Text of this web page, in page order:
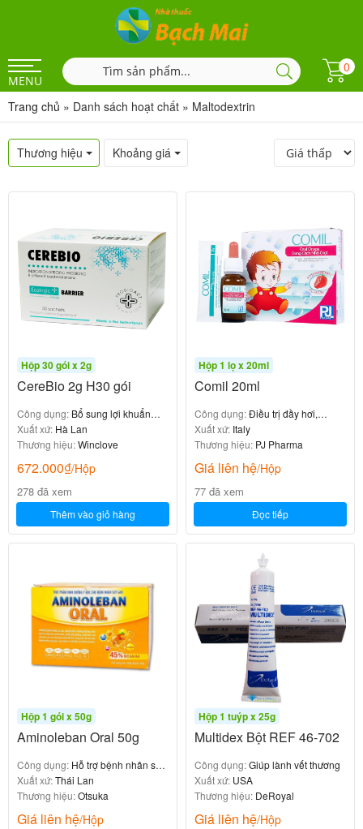
MENU
0
Trang chủ » Danh sách hoạt chất » Maltodextrin
Thương hiệu Khoảng giá
Hộp 30 gói x 2g
CereBio 2g H30 gói
Công dụng: Bổ sung lợi khuẩn
đường ruột
Xuất xứ: Hà Lan
Thương hiệu:Winclove
672.000₫/Hộp
278 đã xem
Thêm vào giỏ hàng
Hộp 1 lọ x 20ml
Comil 20ml
Công dụng:Điều trị đầy hơi,
chướng bụng
Xuất xứ: Italy
Thương hiệu: PJ Pharma
Giá liên hệ/Hộp
77 đã xem
Đọc tiếp
Hộp 1 gói x 50g
Aminoleban Oral 50g
Công dụng: Hỗ trợ bệnh nhân suy
gan
Xuất xứ:Thái Lan
Thương hiệu:Otsuka
Giá liên hệ/Hộp
Hộp 1 tuýp x 25g
Multidex Bột REF 46-702
Công dụng:Giúp lành vết thương
Xuất xứ: USA
Thương hiệu: DeRoyal
Giá liên hệ/Hộp